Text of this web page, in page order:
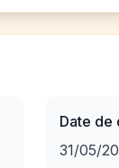
Date de
31/05/